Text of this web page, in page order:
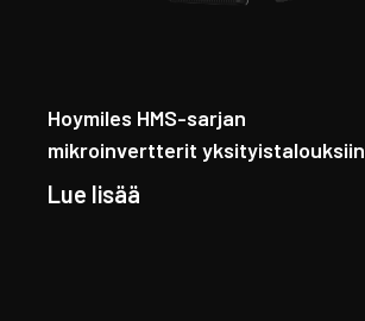
Hoymiles HMS-sarjan
mikroinvertterit yksityistalouksiin
Lue lisää